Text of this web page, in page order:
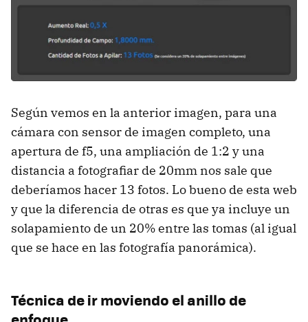
Según vemos en la anterior imagen, para una
cámara con sensor de imagen completo, una
apertura de f5, una ampliación de 1:2 y una
distancia a fotografiar de 20mm nos sale que
deberíamos hacer 13 fotos. Lo bueno de esta web
y que la diferencia de otras es que ya incluye un
solapamiento de un 20% entre las tomas (al igual
que se hace en las fotografía panorámica).
Técnica de ir moviendo el anillo de